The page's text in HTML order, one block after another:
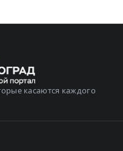
касаются каждого